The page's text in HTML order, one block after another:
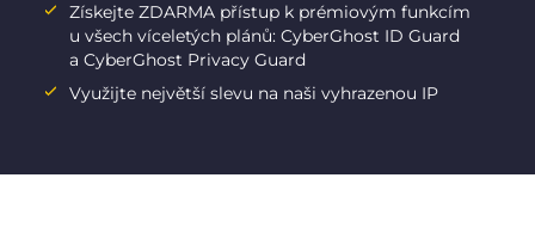
Získejte ZDARMA přístup k prémiovým funkcím
u všech víceletých plánů: CyberGhost ID Guard
a CyberGhost Privacy Guard
Využijte největší slevu na naši vyhrazenou IP